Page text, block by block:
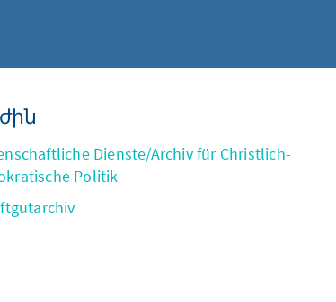
Dienste/Archiv für Christlich-
Politik